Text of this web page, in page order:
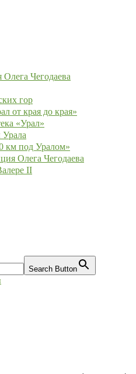
Олега Чегодаева
гор
от края до края»
«Урал»
км под Уралом»
Олега Чегодаева
II
Search Button